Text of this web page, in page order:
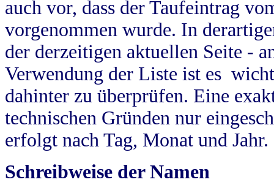
auch vor, dass der Taufeintrag
vorgenommen wurde. In
der derzeitigen aktuellen Seite -
Verwendung der Liste ist es
dahinter zu überprüfen. Eine
technischen Gründen nur
erfolgt nach Tag, Monat und Jahr.
Schreibweise der Namen